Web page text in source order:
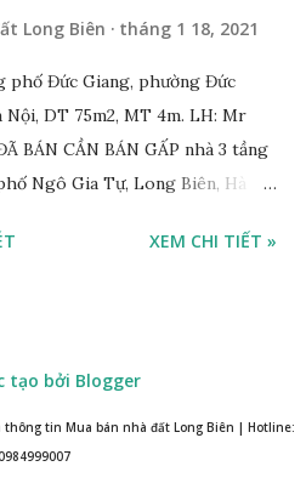
Long Biên tháng 1 18, 2021
phố Đức Giang, phường Đức
Nội, DT 75m2, MT 4m. LH: Mr
BÁN CẦN BÁN GẤP nhà 3 tầng
Ngô Gia Tự, Long Biên, Hà
4m, 2 mặt đường trước sau
ô tô phía trước và sau, có thể để
Đông Nam và Tây Bắc; *
Giá bán: thỏa thuận, có thương
XEM CHI TIẾT »
tạo bởi Blogger
thông tin Mua bán nhà đất Long Biên | Hotline: